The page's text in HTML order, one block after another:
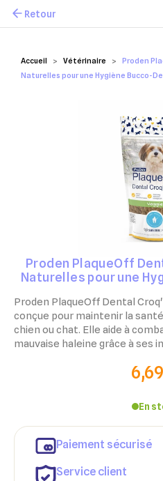
Mes favoris
Accueil Vétérinaire
Proden
Naturelles pour une Hygiène Bucco-
Retour
Proden PlaqueOff
Naturelles pour une
Proden PlaqueOff Dental
conçue pour maintenir la
chien ou chat. Elle aide à
mauvaise haleine grâce à ses
En
Paiement sécurisé
Service client